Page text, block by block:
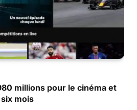
millions pour le cinéma et
mois